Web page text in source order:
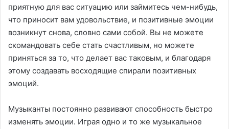
приятную для вас ситуацию или займитесь чем-нибудь,
что приносит вам удовольствие, и позитивные эмоции
возникнут снова, словно сами собой. Вы не можете
скомандовать себе стать счастливым, но можете
приняться за то, что делает вас таковым, и благодаря
этому создавать восходящие спирали позитивных
эмоций.
Музыканты постоянно развивают способность быстро
изменять эмоции. Играя одно и то же музыкальное